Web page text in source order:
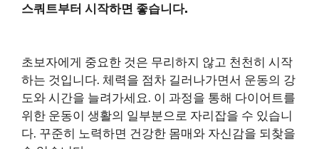
스쿼트부터 시작하면 좋습니다.
초보자에게 중요한 것은 무리하지 않고 천천히 시작
하는 것입니다. 체력을 점차 길러나가면서 운동의 강
도와 시간을 늘려가세요. 이 과정을 통해 다이어트를
위한 운동이 생활의 일부분으로 자리잡을 수 있습니
다. 꾸준히 노력하면 건강한 몸매와 자신감을 되찾을